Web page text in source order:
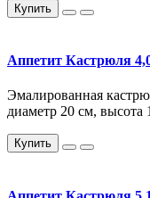
Купить
Аппетит Кастрюля
Эмалированная
диаметр 20 см,
Купить